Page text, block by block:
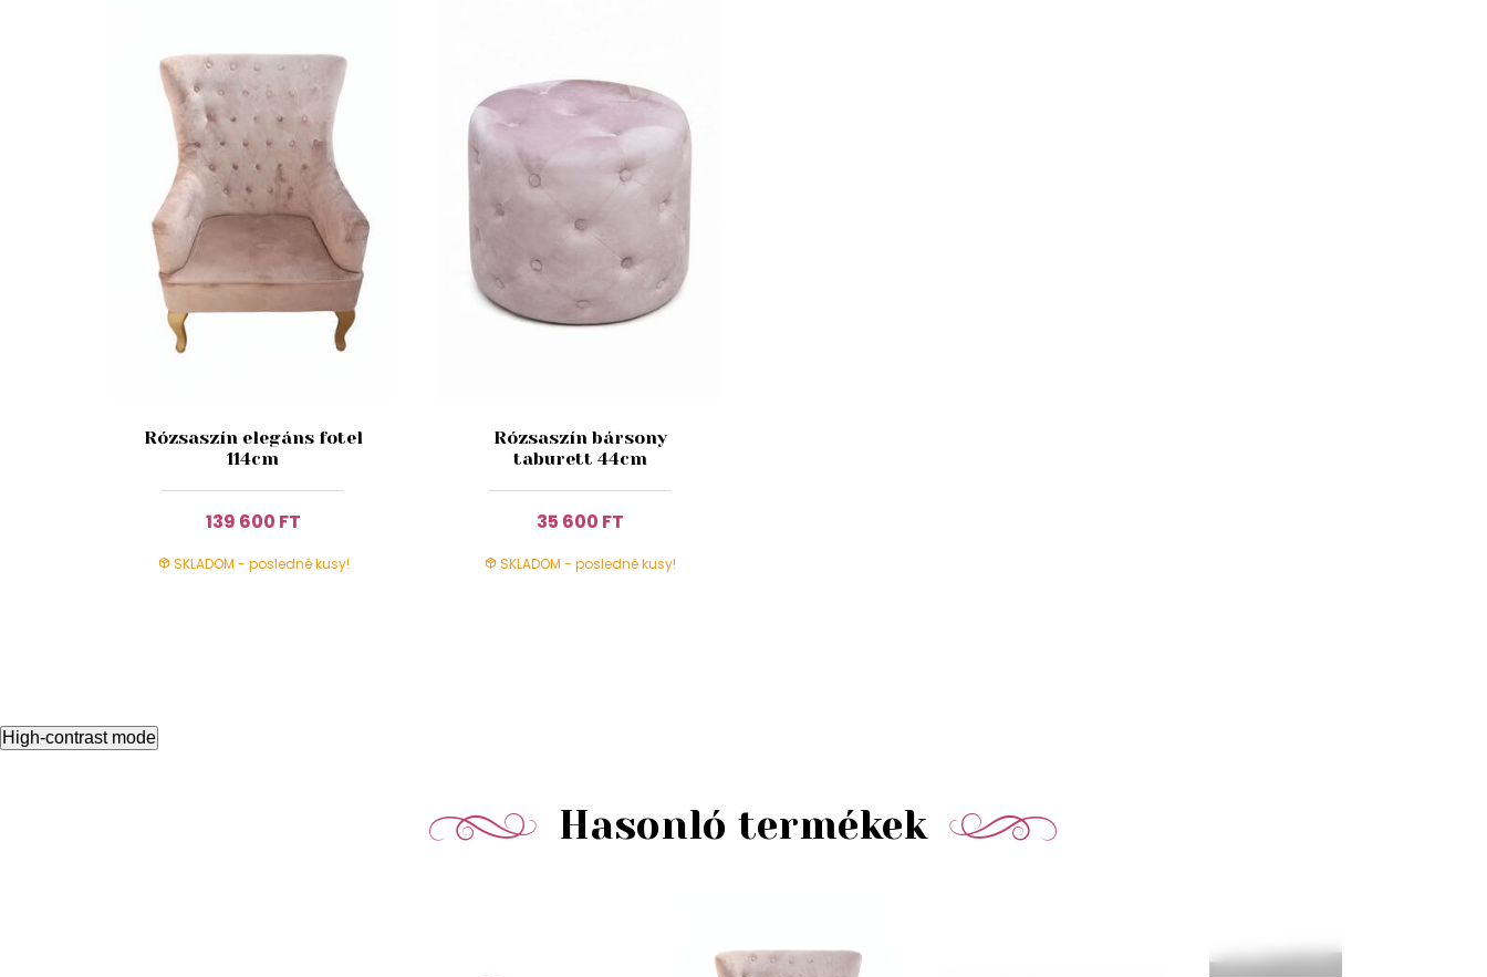
Rózsaszín elegáns fotel
114cm
139 600 FT
SKLADOM - posledné kusy!
Rózsaszín bársony
taburett 44cm
35 600 FT
SKLADOM - posledné kusy!
High-contrast mode
Hasonló termékek